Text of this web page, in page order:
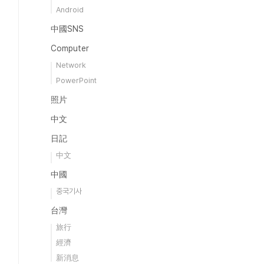
Android
中國SNS
Computer
Network
PowerPoint
照片
中文
日記
中文
中國
중국기사
台灣
旅行
經濟
新消息